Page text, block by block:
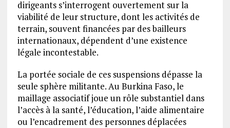
dirigeants s’interrogent ouvertement sur la
viabilité de leur structure, dont les activités de
terrain, souvent financées par des bailleurs
internationaux, dépendent d’une existence
légale incontestable.
La portée sociale de ces suspensions dépasse la
seule sphère militante. Au Burkina Faso, le
maillage associatif joue un rôle substantiel dans
l’accès à la santé, l’éducation, l’aide alimentaire
ou l’encadrement des personnes déplacées